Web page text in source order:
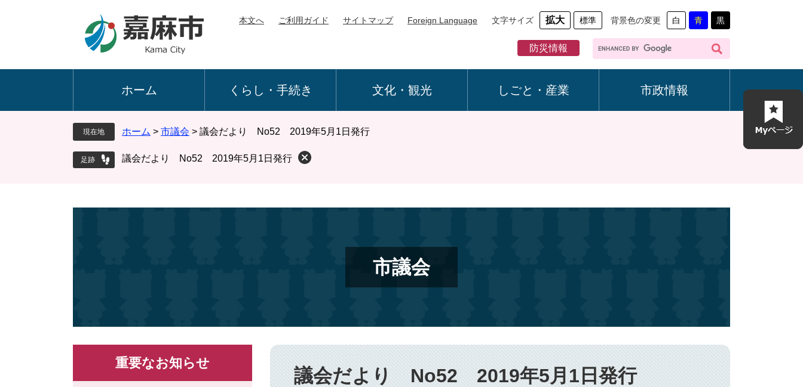
本文へ ご利用ガイド サイトマップ Foreign Language 文字サイズ 拡大 標準 背景色の変更 白 青 黒
防災情報
G
o
ホーム くらし・手続き 文化・観光 しごと・産業 市政情報
現在地 ホーム > 市議会 > 議会だより No52 2019年5月1日発行
議会だより No52 2019年5月1日発行
市議会
本
文
議会だより No52 2019年5月1日発行
重要なお知らせ